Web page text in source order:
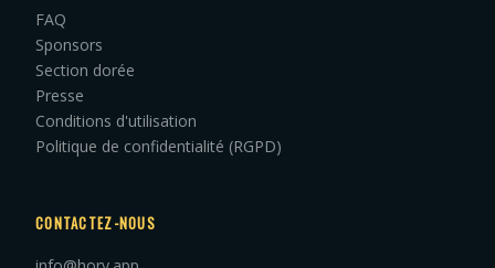
FAQ
Sponsors
Section dorée
Presse
Conditions d'utilisation
Politique de confidentialité (RGPD)
CONTACTEZ-NOUS